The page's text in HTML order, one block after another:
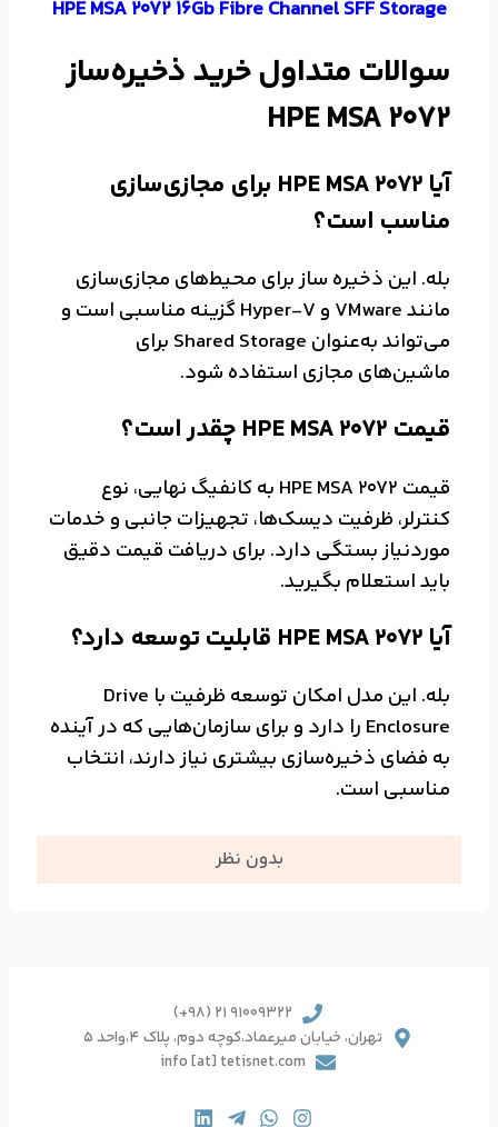
بدون نظر
HPE MSA 2072 16Gb Fibre Channel SFF Storage
سوالات متداول خرید ذخیره‌ساز
HPE MSA 2072
آیا HPE MSA 2072 برای مجازی‌سازی
مناسب است؟
بله. این ذخیره ساز برای محیط‌های مجازی‌سازی
مانند VMware و Hyper-V گزینه مناسبی است و
می‌تواند به‌عنوان Shared Storage برای
ماشین‌های مجازی استفاده شود.
قیمت HPE MSA 2072 چقدر است؟
قیمت HPE MSA 2072 به کانفیگ نهایی، نوع
کنترلر، ظرفیت دیسک‌ها، تجهیزات جانبی و خدمات
موردنیاز بستگی دارد. برای دریافت قیمت دقیق
باید استعلام بگیرید.
آیا HPE MSA 2072 قابلیت توسعه دارد؟
بله. این مدل امکان توسعه ظرفیت با Drive
Enclosure را دارد و برای سازمان‌هایی که در آینده
به فضای ذخیره‌سازی بیشتری نیاز دارند، انتخاب
مناسبی است.
91009322 21 (98+)
تهران، خیابان میرعماد،کوچه دوم، پلاک 4،واحد 5
info [at] tetisnet.com